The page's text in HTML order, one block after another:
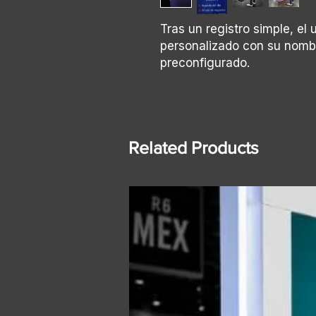
Tras un registro simple, el
personalizado con su
preconfigurado.
Related Products